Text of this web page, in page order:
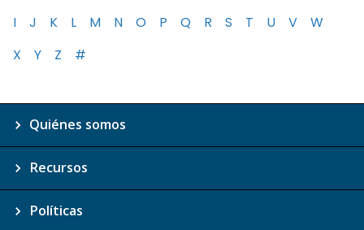
I
J K L M N O P Q R S T U V
W
X
Y Z #
Quiénes somos
Recursos
Políticas